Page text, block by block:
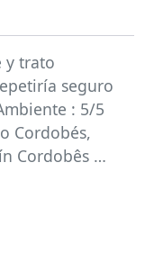
y trato
seguro
: 5/5
Cordobés,
Cordobês …